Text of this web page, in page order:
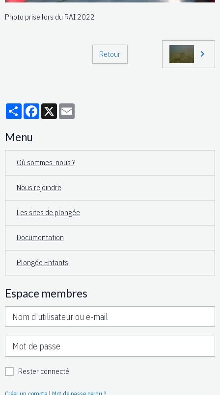
Photo prise lors du RAI 2022
Retour
PartagerFacebook
X
Menu
Où sommes-nous ?
Nous rejoindre
Les sites de plongée
Documentation
Plongée Enfants
Espace membres
Rester connecté